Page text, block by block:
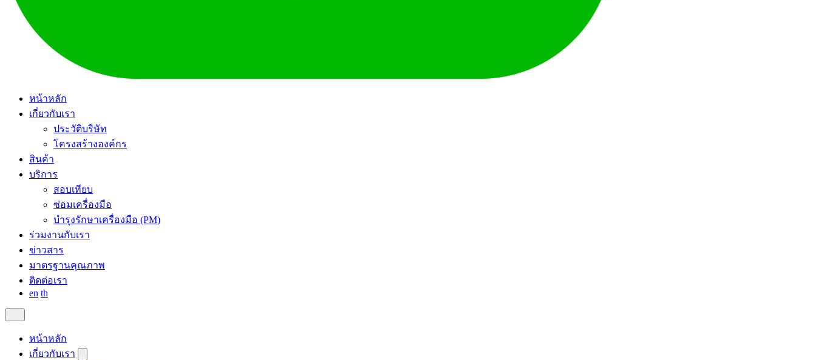
หน้าหลัก
เกี่ยวกับเรา
ประวัติบริษัท
โครงสร้างองค์กร
สินค้า
บริการ
สอบเทียบ
ซ่อมเครื่องมือ
บำรุงรักษาเครื่องมือ (PM)
ร่วมงานกับเรา
ข่าวสาร
มาตรฐานคุณภาพ
ติดต่อเรา
en th
หน้าหลัก
เกี่ยวกับเรา